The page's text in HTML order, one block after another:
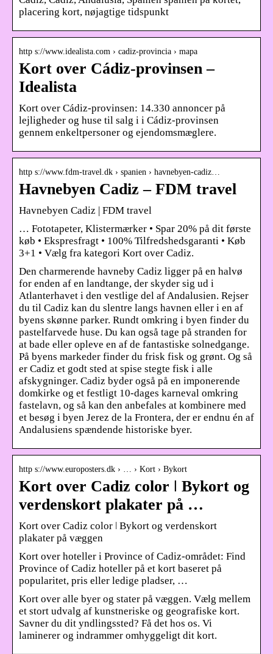
placering kort, nøjagtige tidspunkt
http s://www.idealista.com › cadiz-provincia › mapa
Kort over Cádiz-provinsen –
Idealista
Kort over Cádiz-provinsen: 14.330 annoncer på
lejligheder og huse til salg i i Cádiz-provinsen
gennem enkeltpersoner og ejendomsmæglere.
http s://www.fdm-travel.dk › spanien › havnebyen-cadiz…
Havnebyen Cadiz – FDM travel
Havnebyen Cadiz | FDM travel
… Fototapeter, Klistermærker • Spar 20% på dit første
køb • Ekspresfragt • 100% Tilfredshedsgaranti • Køb
3+1 • Vælg fra kategori Kort over Cadiz.
Den charmerende havneby Cadiz ligger på en halvø
for enden af en landtange, der skyder sig ud i
Atlanterhavet i den vestlige del af Andalusien. Rejser
du til Cadiz kan du slentre langs havnen eller i en af
byens skønne parker. Rundt omkring i byen finder du
pastelfarvede huse. Du kan også tage på stranden for
at bade eller opleve en af de fantastiske solnedgange.
På byens markeder finder du frisk fisk og grønt. Og så
er Cadiz et godt sted at spise stegte fisk i alle
afskygninger. Cadiz byder også på en imponerende
domkirke og et festligt 10-dages karneval omkring
fastelavn, og så kan den anbefales at kombinere med
et besøg i byen Jerez de la Frontera, der er endnu én af
Andalusiens spændende historiske byer.
http s://www.europosters.dk › … › Kort › Bykort
Kort over Cadiz color ǀ Bykort og
verdenskort plakater på …
Kort over Cadiz color ǀ Bykort og verdenskort
plakater på væggen
Kort over hoteller i Province of Cadiz-området: Find
Province of Cadiz hoteller på et kort baseret på
popularitet, pris eller ledige pladser, …
Kort over alle byer og stater på væggen. Vælg mellem
et stort udvalg af kunstneriske og geografiske kort.
Savner du dit yndlingssted? Få det hos os. Vi
laminerer og indrammer omhyggeligt dit kort.